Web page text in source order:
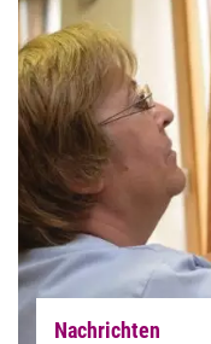
Nachrichten